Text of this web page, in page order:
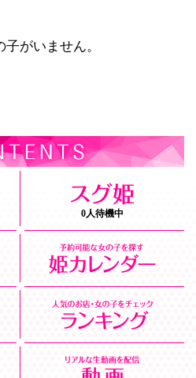
がいません。
0人待機中